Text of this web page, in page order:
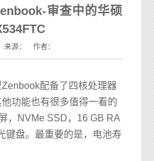
审查中的华硕
来源： 作者：
配备了四核处理器
功能也有很多值得一看的
，NVMe SSD，16 GB RA
键盘。最重要的是，电池寿